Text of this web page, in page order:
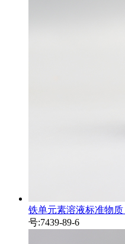
铁单元素溶液标准物质
号:7439-89-6